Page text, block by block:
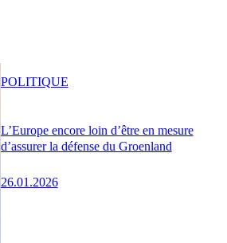
L’Europe encore loin d’être en mesure
d’assurer la défense du Groenland
26.01.2026
POLITIQUE